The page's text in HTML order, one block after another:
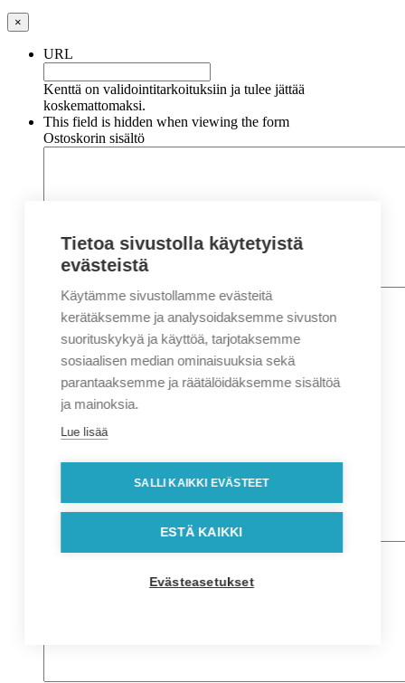
×
URL
Kenttä on validointitarkoituksiin ja tulee jättää
koskemattomaksi.
This field is hidden when viewing the form
Ostoskorin sisältö
Nimi*
Etunimi
Sukunimi
Sähköposti*
Puhelin*
Osoitetiedot
Lähiosoite
Postinumero
Tietoa sivustolla käytetyistä
evästeistä
Käytämme sivustollamme evästeitä
kerätäksemme ja analysoidaksemme sivuston
suorituskykyä ja käyttöä, tarjotaksemme
sosiaalisen median ominaisuuksia sekä
parantaaksemme ja räätälöidäksemme sisältöä
ja mainoksia.
Lue lisää
SALLI KAIKKI EVÄSTEET
ESTÄ KAIKKI
Evästeasetukset